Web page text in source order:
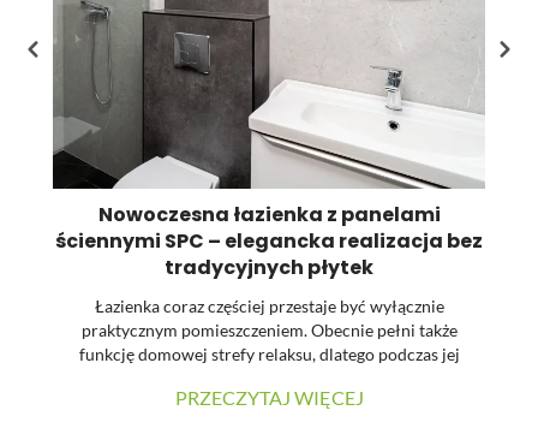
Nowoczesna łazienka z panelami
ściennymi SPC – elegancka realizacja bez
tradycyjnych płytek
Łazienka coraz częściej przestaje być wyłącznie
praktycznym pomieszczeniem. Obecnie pełni także
funkcję domowej strefy relaksu, dlatego podczas jej
materiałów oraz łatwość utrzymania powierzchni w
PRZECZYTAJ WIĘCEJ